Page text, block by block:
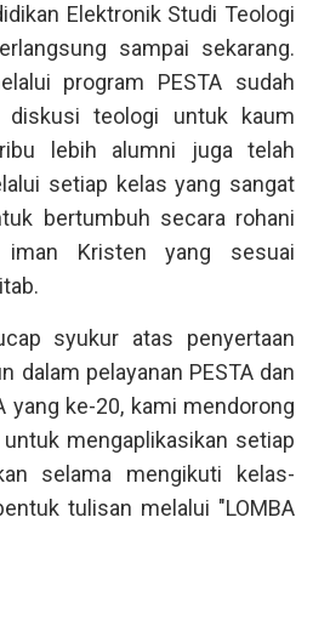
Elektronik Studi Teologi
sampai sekarang.
program PESTA sudah
diskusi teologi untuk kaum
lebih alumni juga telah
setiap kelas yang sangat
bertumbuh secara rohani
iman Kristen yang sesuai
syukur atas penyertaan
dalam pelayanan PESTA dan
yang ke-20, kami mendorong
mengaplikasikan setiap
selama mengikuti kelas-
tulisan melalui "LOMBA